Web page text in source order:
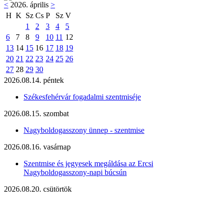
< 2026. április >
H K Sz Cs P Sz V
1
2 3 4
5
6
7 8 9 10 11 12
13 14 15 16 17 18 19
20 21 22 23 24 25 26
27 28 29 30
2026.08.14. péntek
Székesfehérvár fogadalmi szentmiséje
2026.08.15. szombat
Nagyboldogasszony ünnep - szentmise
2026.08.16. vasárnap
Szentmise és jegyesek megáldása az Ercsi
Nagyboldogasszony-napi búcsún
2026.08.20. csütörtök